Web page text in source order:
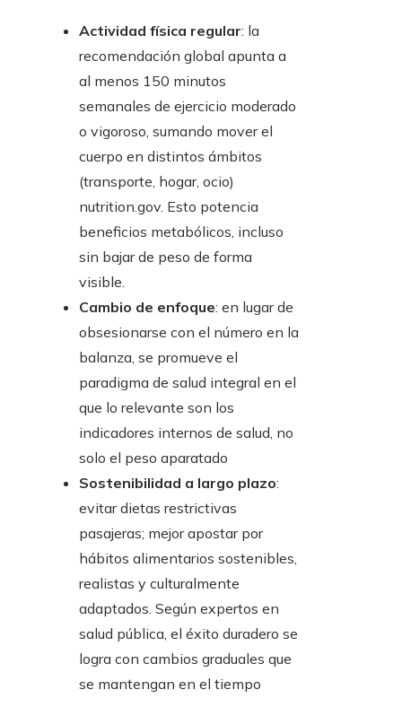
Actividad física regular: la
recomendación global apunta a
al menos 150 minutos
semanales de ejercicio moderado
o vigoroso, sumando mover el
cuerpo en distintos ámbitos
(transporte, hogar, ocio)
nutrition.gov. Esto potencia
beneficios metabólicos, incluso
sin bajar de peso de forma
visible.
Cambio de enfoque: en lugar de
obsesionarse con el número en la
balanza, se promueve el
paradigma de salud integral en el
que lo relevante son los
indicadores internos de salud, no
solo el peso aparatado
Sostenibilidad a largo plazo:
evitar dietas restrictivas
pasajeras; mejor apostar por
hábitos alimentarios sostenibles,
realistas y culturalmente
adaptados. Según expertos en
salud pública, el éxito duradero se
logra con cambios graduales que
se mantengan en el tiempo